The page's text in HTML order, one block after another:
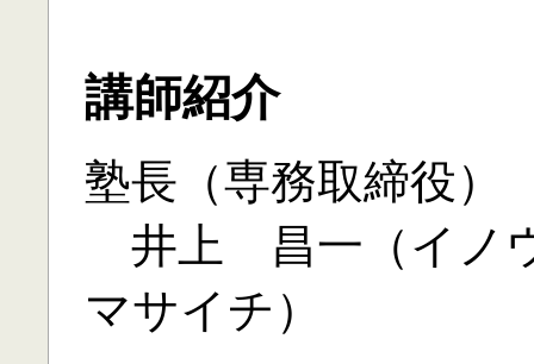
講師紹介
塾長（専務取締役）
井上 昌一（イノ
マサイチ）